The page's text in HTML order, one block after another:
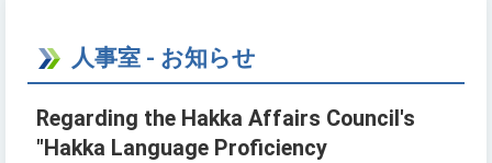
人事室 - お知らせ
Regarding the Hakka Affairs Council's
"Hakka Language Proficiency